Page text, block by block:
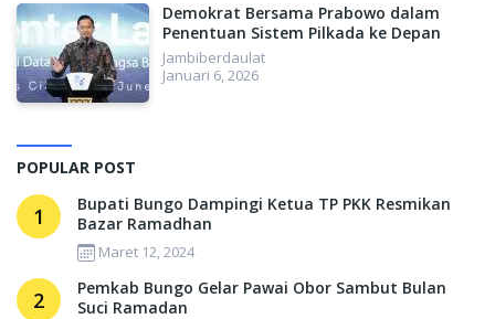
Demokrat Bersama Prabowo dalam
Penentuan Sistem Pilkada ke Depan
Jambiberdaulat
Januari 6, 2026
POPULAR POST
1
Bupati Bungo Dampingi Ketua TP PKK Resmikan
Bazar Ramadhan
Maret 12, 2024
2
Pemkab Bungo Gelar Pawai Obor Sambut Bulan
Suci Ramadan